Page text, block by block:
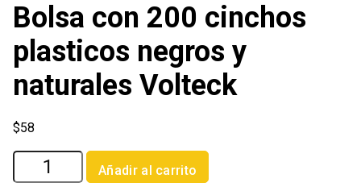
Bolsa con 200 cinchos
plasticos negros y
naturales Volteck
$58
Bolsa
con
Añadir al carrito